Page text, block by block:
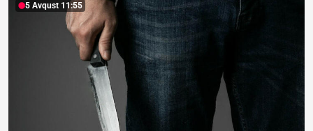
5 Avqust 11:55